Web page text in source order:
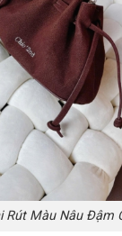
Rút Màu Nâu Đậm